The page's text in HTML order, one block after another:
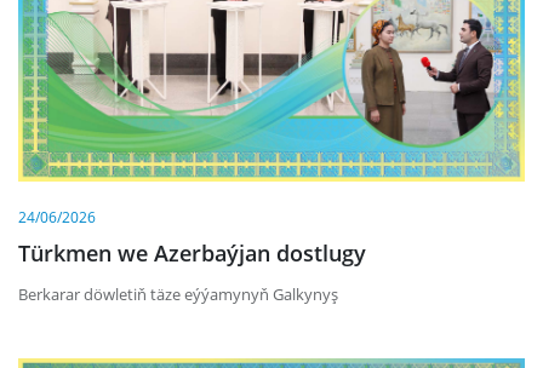
24/06/2026
Türkmen we Azerbaýjan dostlugy
Berkarar döwletiň täze eýýamynyň Galkynyş